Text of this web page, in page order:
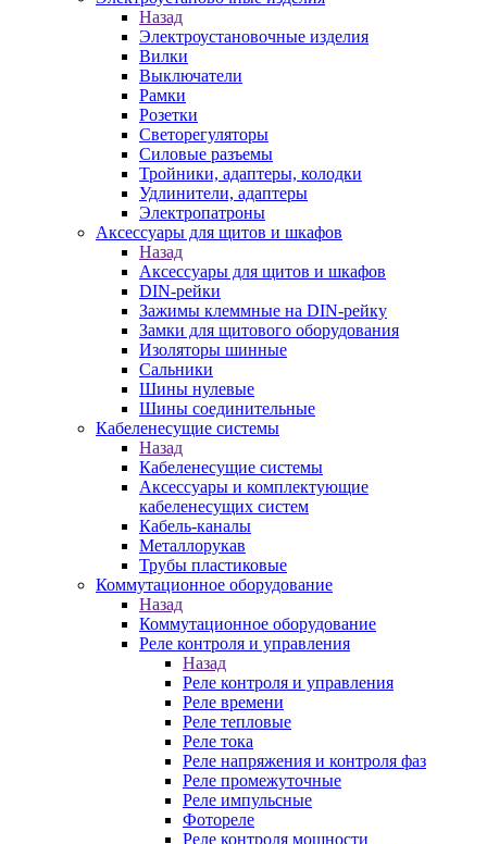
Назад
Электроустановочные изделия
Вилки
Выключатели
Рамки
Розетки
Светорегуляторы
Силовые разъемы
Тройники, адаптеры, колодки
Удлинители, адаптеры
Электропатроны
Аксессуары для щитов и шкафов
Назад
Аксессуары для щитов и шкафов
DIN-рейки
Зажимы клеммные на DIN-рейку
Замки для щитового оборудования
Изоляторы шинные
Сальники
Шины нулевые
Шины соединительные
Кабеленесущие системы
Назад
Кабеленесущие системы
Аксессуары и комплектующие
кабеленесущих систем
Кабель-каналы
Металлорукав
Трубы пластиковые
Коммутационное оборудование
Назад
Коммутационное оборудование
Реле контроля и управления
Назад
Реле контроля и управления
Реле времени
Реле тепловые
Реле тока
Реле напряжения и контроля фаз
Реле промежуточные
Реле импульсные
Фотореле
Реле контроля мощности